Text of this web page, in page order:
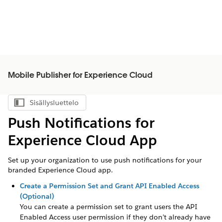
Mobile Publisher for Experience Cloud
Näytä sisällysluettelo
Sisällysluettelo
Push Notifications for
Experience Cloud App
Set up your organization to use push notifications for your
branded Experience Cloud app.
Create a Permission Set and Grant API Enabled Access
(Optional)
You can create a permission set to grant users the API
Enabled Access user permission if they don’t already have